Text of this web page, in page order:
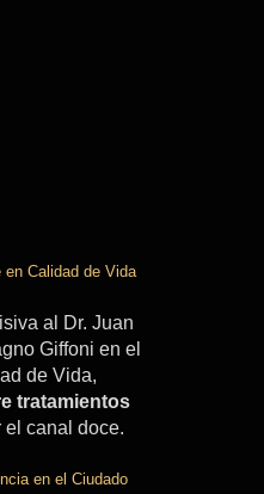
Calidad de Vida
al Dr. Juan
Giffoni en el
de Vida,
tratamientos
el canal doce.
en el Ciudado